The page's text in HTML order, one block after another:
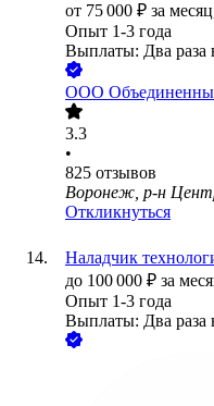
от 75 000 ₽ за
Опыт 1-3 года
Выплаты: Два раза
ООО
3.3
•
825 отзывов
Воронеж, р-н
Откликнуться
Наладчик
до 100 000 ₽ за
Опыт 1-3 года
Выплаты: Два раза